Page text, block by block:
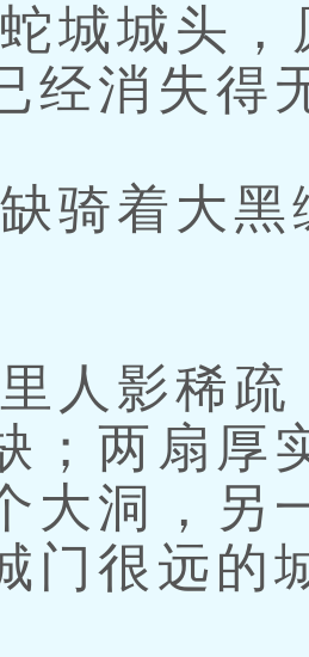
城城头，
经消失得
骑着大黑
人影稀疏
；两扇厚
大洞，另
门很远的